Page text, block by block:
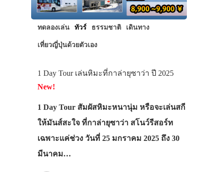
ทดลองเล่น ทัวร์ ธรรมชาติ เดินทาง
เที่ยวญี่ปุ่นด้วยตัวเอง
1 Day Tour เล่นหิมะที่กาล่ายุซาว่า ปี 2025
New!
1 Day Tour สัมผัสหิมะหนานุ่ม หรือจะเล่นสกี
ให้มันส์สะใจ ที่กาล่ายุซาว่า สโนว์รีสอร์ท
เฉพาะแค่ช่วง วันที่ 25 มกราคม 2025 ถึง 30
มีนาคม…